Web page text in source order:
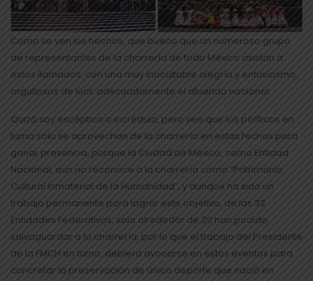
Como se ven los hechos, que bueno que un numeroso grupo
de representantes de la charrería de todo México asistan a
estos llamados, con una muy inocultable alegría y entusiasmo,
orgullosos de lucir adecuadamente el atuendo nacional.
Quizá soy escéptico o incrédulo, pero veo que los políticos en
turno solo se aprovechan de la charrería en estas fechas para
ganar presencia, porque la Ciudad de México, como Entidad
Nacional, aun no reconoce a la charrería como “Patrimonio
Cultural Inmaterial de la Humanidad”, y aunque ha sido un
trabajo permanente para lograr este objetivo, de las 32
Entidades Federativas, solo alrededor de 20 han podido
salvaguardar a la charrería, por lo que el trabajo del Presidente
de la FMCH en turno, debiera avocarse en estos eventos para
concretar la preservación de único deporte que nació en